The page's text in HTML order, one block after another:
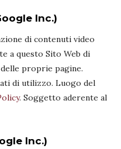
Inc.)
di contenuti video
a questo Sito Web di
proprie pagine.
di utilizzo. Luogo del
. Soggetto aderente al
Inc.)